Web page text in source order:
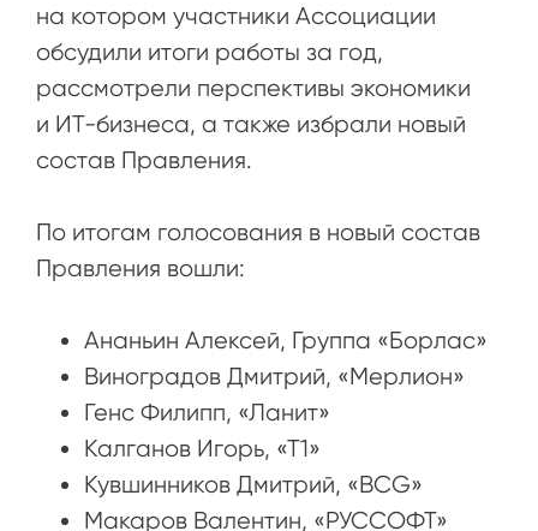
на котором участники Ассоциации
обсудили итоги работы за год,
рассмотрели перспективы экономики
и ИТ-бизнеса, а также избрали новый
состав Правления.
По итогам голосования в новый состав
Правления вошли:
Ананьин Алексей, Группа «Борлас»
Виноградов Дмитрий, «Мерлион»
Генс Филипп, «Ланит»
Калганов Игорь, «Т1»
Кувшинников Дмитрий, «BCG»
Макаров Валентин, «РУССОФТ»